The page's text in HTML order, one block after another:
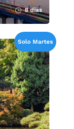
8 días
Solo Martes